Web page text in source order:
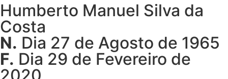
Humberto Manuel Silva da
Costa
N. Dia 27 de Agosto de 1965
F. Dia 29 de Fevereiro de